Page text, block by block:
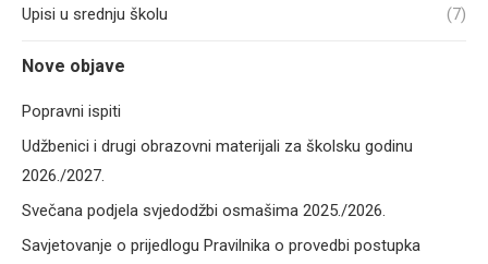
Upisi u srednju školu
(7)
Nove objave
Popravni ispiti
Udžbenici i drugi obrazovni materijali za školsku godinu
2026./2027.
Svečana podjela svjedodžbi osmašima 2025./2026.
Savjetovanje o prijedlogu Pravilnika o provedbi postupka